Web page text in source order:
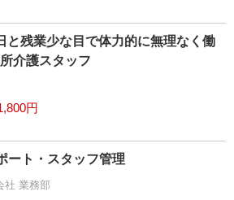
と残業少な目で体力的に無理なく働
介護スタッフ
円
ート・スタッフ管理
社 業務部